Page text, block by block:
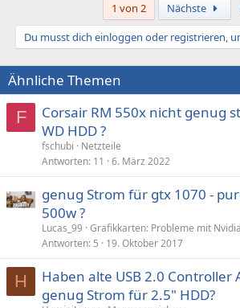
1 von 2 Nächste
Du musst dich einloggen oder registrieren,
Ähnliche Themen
F
Corsair RM 550x nicht genug
WD HDD ?
fschubi
Netzteile
Antworten 11 6. März 2022
genug Strom für gtx 1070 -
500w ?
Lucas_99 Grafikkarten: Probleme mit Nvidia
Antworten 5 19. Oktober 2017
H
Haben alte USB 2.0 Controller
genug Strom für 2.5" HDD?